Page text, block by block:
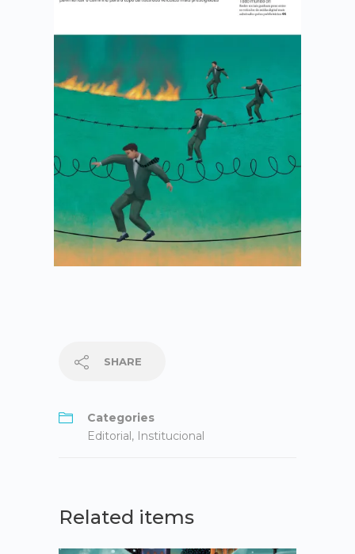
SHARE
Categories
Editorial, Institucional
Related items